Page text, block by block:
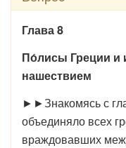
Глава 8
По́лисы Греции и
нашествием
►►Знакомясь с
объединяло всех
враждовавших